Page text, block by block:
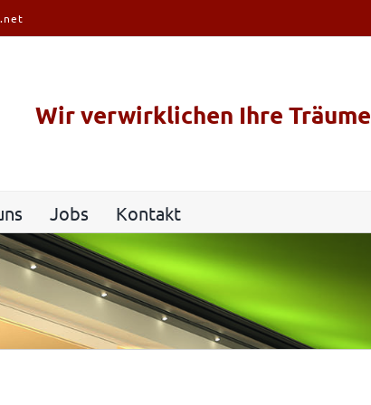
Wir verwirklichen Ihre Träume
Jobs Kontakt